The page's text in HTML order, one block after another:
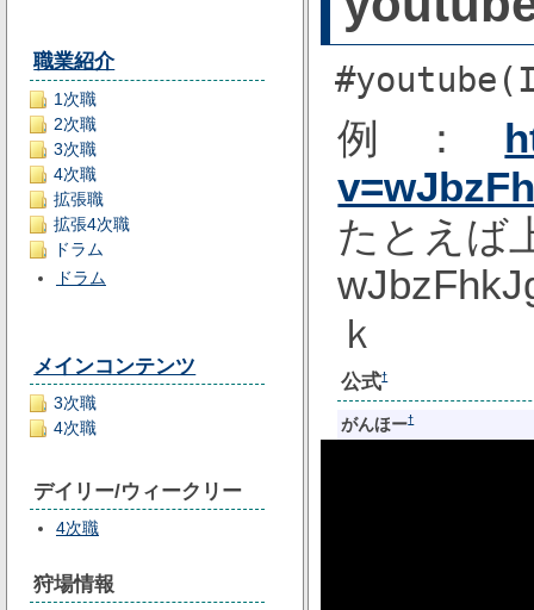
職業紹介
1次職
2次職
3次職
4次職
拡張職
拡張4次職
ドラム
ドラム
メインコンテンツ
3次職
4次職
デイリー/ウィークリー
4次職
狩場情報
例 ：
たとえば
ｋ
公式†
がんほー†